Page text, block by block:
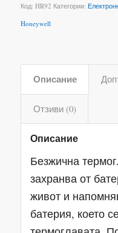
Код: HR92 Категории:
Honeywell
Описание
Отзиви (0)
Описание
Безжична
захранва от
живот и
батерия, което